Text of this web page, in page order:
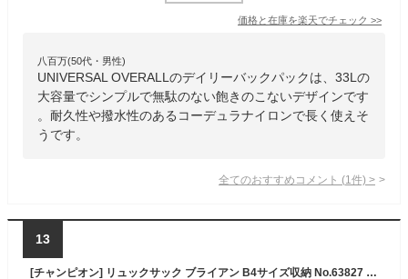
価格と在庫を楽天でチェック >>
八百万(50代・男性)
UNIVERSAL OVERALLのデイリーバックパックは、33Lの
大容量でシンプルで無駄のない飽きのこないデザインです
。耐久性や撥水性のあるコーデュラナイロンで長く使えそ
うです。
全てのおすすめコメント (1 件) >
13
[チャンピオン] リュックサック ブライアン B4サイズ収納 No.63827 カーキ H48×W32×D17cm